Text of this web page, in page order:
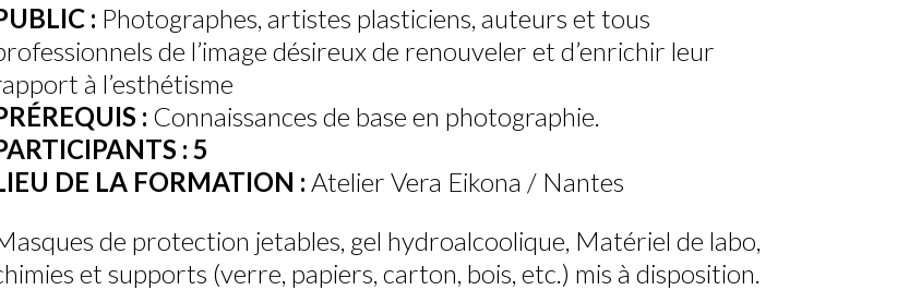
: Photographes, artistes plasticiens, auteurs et tous
de l’image désireux de renouveler et d’enrichir leur
à l’esthétisme
: Connaissances de base en photographie.
: 5
DE LA FORMATION : Atelier Vera Eikona / Nantes
de protection jetables, gel hydroalcoolique, Matériel de labo,
et supports (verre, papiers, carton, bois, etc.) mis à disposition.